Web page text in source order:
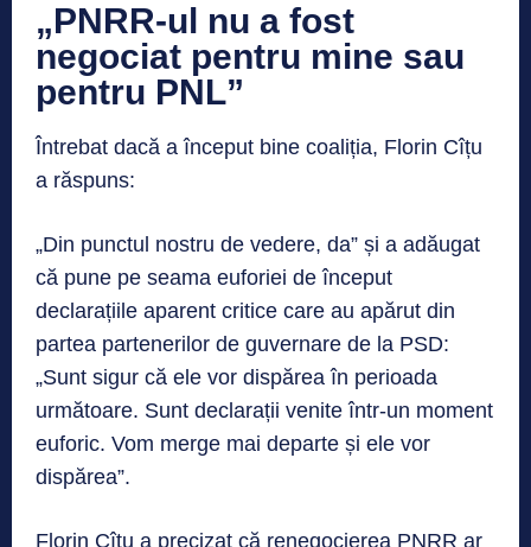
„PNRR-ul nu a fost
negociat pentru mine sau
pentru PNL”
Întrebat dacă a început bine coaliția, Florin Cîțu
a răspuns:
„Din punctul nostru de vedere, da” și a adăugat
că pune pe seama euforiei de început
declarațiile aparent critice care au apărut din
partea partenerilor de guvernare de la PSD:
„Sunt sigur că ele vor dispărea în perioada
următoare. Sunt declarații venite într-un moment
euforic. Vom merge mai departe și ele vor
dispărea”.
Florin Cîțu a precizat că renegocierea PNRR ar